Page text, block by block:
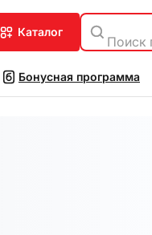
каталог
Поиск
Бонусная программа